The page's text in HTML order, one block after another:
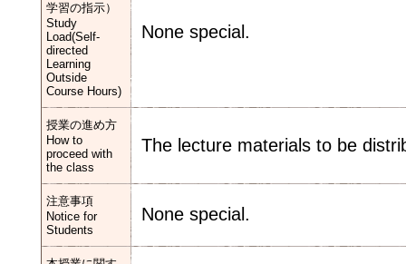
学習の指示）
Study
Load(Self-
directed
Learning
Outside
Course Hours)
None special.
授業の進め方
How to
proceed with
the class
The lecture materials to be
注意事項
Notice for
Students
None special.